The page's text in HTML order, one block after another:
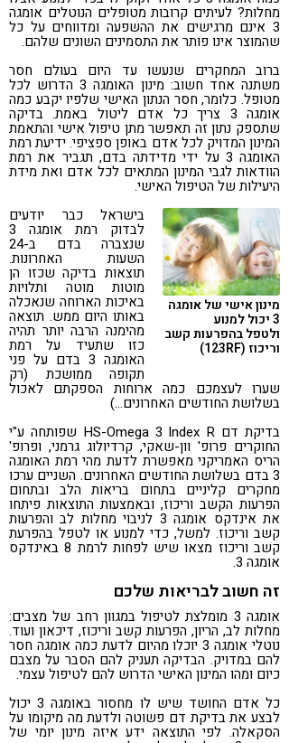
מחלות? לעיתים קרובות מטופלים הנוטלים אומגה
3 אינם מרגישים את ההשפעה ומדווחים על כל
שהמוצר אינו פותר את התסמינים השונים שלהם.
ברוב המחקרים שנעשו עד היום בעולם חסר
משתנה אחד חשוב: מינון האומגה 3 הדרוש לכל
מטופל. כלומר, חסר הנתון האישי שלפיו יקבע כמה
אומגה 3 צריך כל אדם ליטול באמת. בדיקה
שתספק נתון זה תאפשר מתן טיפול אישי והתאמת
המינון המדויק לכל אדם באופן ספציפי. ידיעת רמת
האומגה 3 על ידי מדידתה בדם, תגביר את רמת
הוודאות לגבי המינון המתאים לכל אדם ואת מידת
היעילות של הטיפול האישי.
מינון אישי של אומגה
3 יכול למנוע
ולטפל בהפרעות קשב
וריכוז (123RF)
בישראל כבר יודעים
לבדוק רמת אומגה 3
שנצברה בדם ב-24
השעות האחרונות.
תוצאות בדיקה שכזו הן
מוטות מוטה ותלויות
באיכות הארוחה שנאכלה
באותו היום ממש. תוצאה
מהימנה הרבה יותר תהיה
כזו שתעיד על רמת
האומגה 3 בדם על פני
תקופה ממושכת (רק
שערו לעצמכם כמה ארוחות הספקתם לאכול
בשלושת החודשים האחרונים…)
בדיקת דם HS-Omega 3 Index R שפותחה ע"י
החוקרים פרופ' וון-שאקי, קרדיולוג גרמני, ופרופ'
הריס האמריקני מאפשרת לדעת מהי רמת האומגה
3 בדם בשלושת החודשים האחרונים. השניים ערכו
מחקרים קליניים בתחום בריאות הלב ובתחום
הפרעות הקשב וריכוז, ובאמצעות התוצאות פיתחו
את אינדקס אומגה 3 לניבוי מחלות לב והפרעות
קשב וריכוז. למשל, כדי למנוע או לטפל בהפרעת
קשב וריכוז מצאו שיש לפחות לרמת 8 באינדקס
אומגה 3.
זה חשוב לבריאות שלכם
אומגה 3 מומלצת לטיפול במגוון רחב של מצבים:
מחלות לב, הריון, הפרעות קשב וריכוז, דיכאון ועוד.
נוטלי אומגה 3 יוכלו מהיום לדעת כמה אומגה חסר
להם במדויק. הבדיקה תעניק להם הסבר על מצבם
כיום ומהו המינון האישי הדרוש להם לטיפול עצמי.
כל אדם החושד שיש לו מחסור באומגה 3 יכול
לבצע את בדיקת דם פשוטה ולדעת מה מיקומו על
הסקאלה. לפי התוצאה ידע איזה מינון יומי של